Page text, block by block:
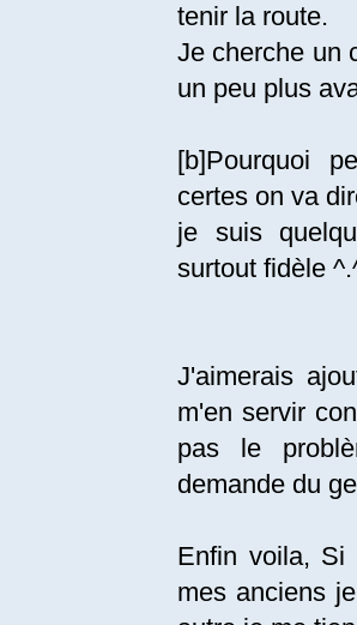
tenir la route.
Je cherche un
un peu plus
[b]Pourquoi
certes on va
je suis
surtout fidèle
J'aimerais
m'en servir
pas le
demande du
Enfin voila, Si
mes anciens